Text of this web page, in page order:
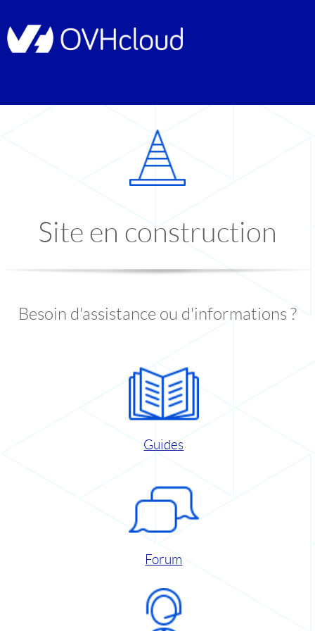
Site en construction
Besoin d'assistance ou d'informations ?
Guides
Forum